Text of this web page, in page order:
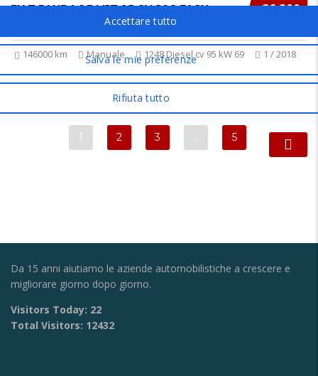
€6 800
FIAT PANDA 1.3 MJT 95 CV S&S EASY
146000 km Manuale 1248 Diesel cv 95 kW 69 1 / 2018
1 2 3 … 5
Da 15 anni aiutiamo le aziende automobilistiche a crescere e
migliorare giorno dopo giorno.
Visitors Today: 22
Total Visitors: 12432